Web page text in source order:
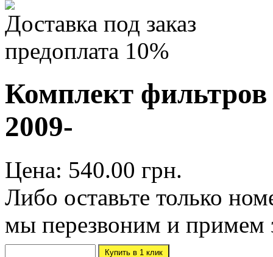
Доставка под заказ
предоплата 10%
Комплект фильтров
2009-
Цена: 540.00 грн.
Либо оставьте только
мы перезвоним и примем